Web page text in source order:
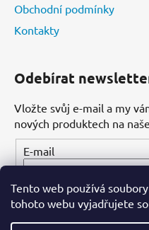
Tento web používá
tohoto webu vyjadřujete
Obchodní podmínky
Kontakty
Odebírat
Vložte svůj e-mail a my
nových produktech na
E-mail
PŘIHLÁSIT SE